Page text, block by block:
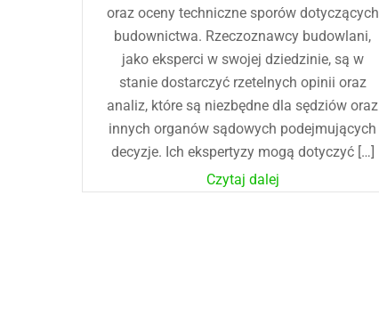
oraz oceny techniczne sporów dotyczących
budownictwa. Rzeczoznawcy budowlani,
jako eksperci w swojej dziedzinie, są w
stanie dostarczyć rzetelnych opinii oraz
analiz, które są niezbędne dla sędziów oraz
innych organów sądowych podejmujących
decyzje. Ich ekspertyzy mogą dotyczyć […]
Czytaj dalej